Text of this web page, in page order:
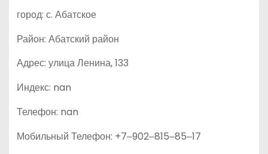
город: с. Абатское
Район: Абатский район
Адрес: улица Ленина, 133
Индекс: nan
Телефон: nan
Мобильный Телефон: +7‒902‒815‒85‒17